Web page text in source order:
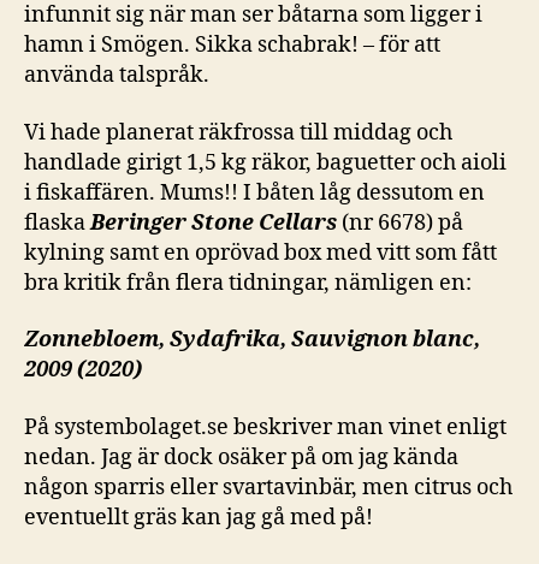
infunnit sig när man ser båtarna som ligger i
hamn i Smögen. Sikka schabrak! – för att
använda talspråk.
Vi hade planerat räkfrossa till middag och
handlade girigt 1,5 kg räkor, baguetter och aioli
i fiskaffären. Mums!! I båten låg dessutom en
flaskaBeringer Stone Cellars (nr 6678) på
kylning samt en oprövad box med vitt som fått
bra kritik från flera tidningar, nämligen en:
Zonnebloem, Sydafrika, Sauvignon blanc,
2009 (2020)
På systembolaget.se beskriver man vinet enligt
nedan. Jag är dock osäker på om jag kända
någon sparris eller svartavinbär, men citrus och
eventuellt gräs kan jag gå med på!